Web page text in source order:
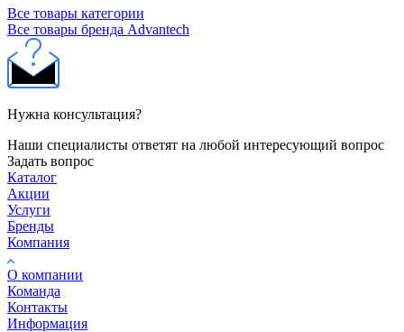
Все товары категории
Все товары бренда Advantech
Нужна консультация?
Наши специалисты ответят на любой интересующий вопрос
Задать вопрос
Каталог
Акции
Услуги
Бренды
Компания
О компании
Команда
Контакты
Информация